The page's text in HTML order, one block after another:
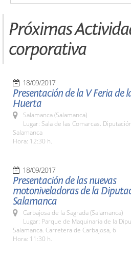
Próximas
corporativa
18/09/2017
Presentación de la V Feria de
Huerta
Salamanca (Salamanca)
Lugar: Sala de las Comarcas.
Salamanca
Hora: 12:30 h.
18/09/2017
Presentación de las nuevas
motoniveladoras de la
Salamanca
Carbajosa de la Sagrada (Salamanca)
Lugar: Parque de Maquinaria de la
Salamanca. Carretera de Carbajosa, 6
Hora: 11:30 h.